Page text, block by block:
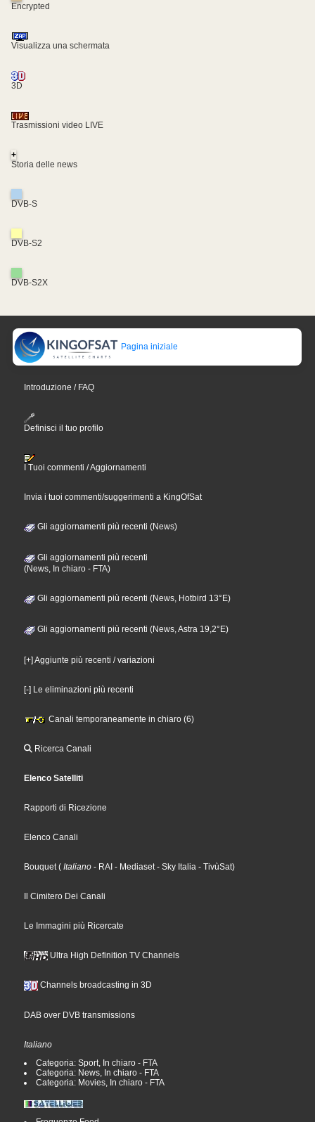
Encrypted
Visualizza una schermata
3D
Trasmissioni video LIVE
+
Storia delle news
DVB-S
DVB-S2
DVB-S2X
Pagina iniziale
Introduzione / FAQ
Definisci il tuo profilo
I Tuoi commenti / Aggiornamenti
Invia i tuoi commenti/suggerimenti a KingOfSat
Gli aggiornamenti più recenti (News)
Gli aggiornamenti più recenti
(News, In chiaro - FTA)
Gli aggiornamenti più recenti (News, Hotbird 13°E)
Gli aggiornamenti più recenti (News, Astra 19,2°E)
[+] Aggiunte più recenti / variazioni
[-] Le eliminazioni più recenti
Canali temporaneamente in chiaro (6)
Ricerca Canali
Elenco Satelliti
Rapporti di Ricezione
Elenco Canali
Bouquet ( Italiano - RAI - Mediaset - Sky Italia - TivùSat)
Il Cimitero Dei Canali
Le Immagini più Ricercate
Ultra High Definition TV Channels
Channels broadcasting in 3D
DAB over DVB transmissions
Italiano
Categoria: Sport, In chiaro - FTA
Categoria: News, In chiaro - FTA
Categoria: Movies, In chiaro - FTA